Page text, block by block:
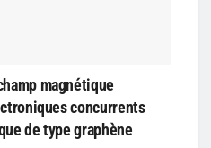
magnétique
concurrents
de type graphène